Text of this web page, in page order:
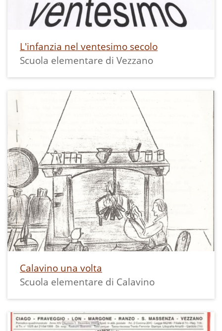
L'infanzia nel ventesimo secolo
Scuola elementare di Vezzano
Calavino una volta
Scuola elementare di Calavino